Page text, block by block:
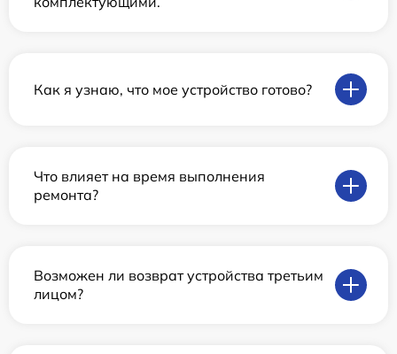
Как я узнаю, что мое устройство готово?
Что влияет на время выполнения
ремонта?
Возможен ли возврат устройства третьим
лицом?